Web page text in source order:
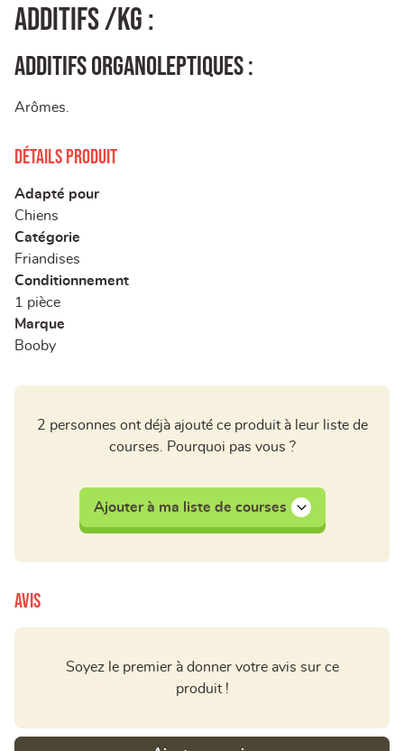
Additifs /kg :
Additifs organoleptiques :
Arômes.
Détails produit
Adapté pour
Chiens
Catégorie
Friandises
Conditionnement
1 pièce
Marque
Booby
2 personnes ont déjà ajouté ce produit à leur liste de
courses. Pourquoi pas vous ?
Ajouter à ma liste de courses
Avis
Soyez le premier à donner votre avis sur ce
produit !